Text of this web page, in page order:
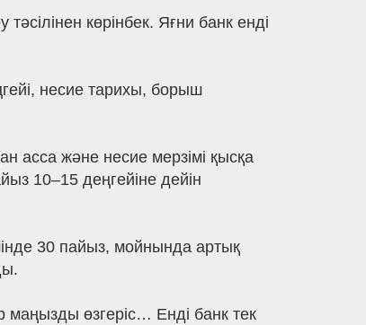
көрінбек. Яғни банк енді
несие тарихы, борыш
асса және несие мерзімі қысқа
10–15 деңгейіне дейін
30 пайыз, мойнында артық
маңызды өзгеріс… Енді банк тек